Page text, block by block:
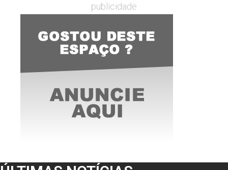
publicidade